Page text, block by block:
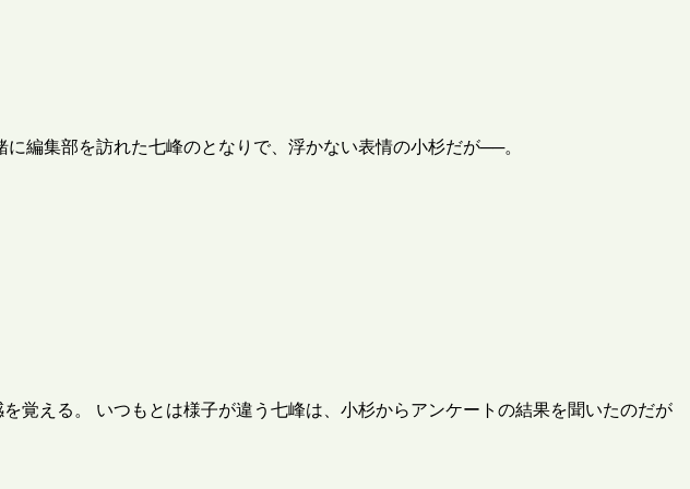
編集部を訪れた七峰のとなりで、浮かない表情の小杉だが──。
覚える。 いつもとは様子が違う七峰は、小杉からアンケートの結果を聞いたのだが